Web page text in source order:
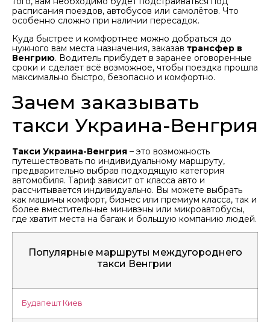
расписания поездов, автобусов или самолётов. Что
особенно сложно при наличии пересадок.
Куда быстрее и комфортнее можно добраться до
нужного вам места назначения, заказав трансфер в
Венгрию. Водитель прибудет в заранее оговоренные
сроки и сделает всё возможное, чтобы поездка прошла
максимально быстро, безопасно и комфортно.
Зачем заказывать
такси Украина-Венгрия
Такси Украина-Венгрия – это возможность
путешествовать по индивидуальному маршруту,
предварительно выбрав подходящую категория
автомобиля. Тариф зависит от класса авто и
рассчитывается индивидуально. Вы можете выбрать
как машины комфорт, бизнес или премиум класса, так и
более вместительные минивэны или микроавтобусы,
где хватит места на багаж и большую компанию людей.
Популярные маршруты междугороднего
такси Венгрии
Будапешт Киев